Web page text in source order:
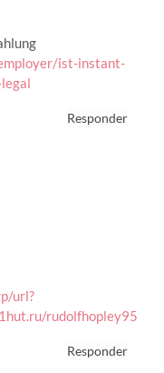
ist-instant-
Responder
url?
rudolfhopley95
Responder